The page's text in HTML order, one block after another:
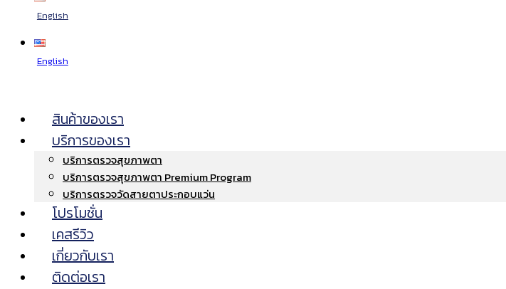
English
English
สินค้าของเรา
บริการของเรา
บริการตรวจสุขภาพตา
บริการตรวจสุขภาพตา Premium Program
บริการตรวจวัดสายตาประกอบแว่น
โปรโมชั่น
เคสรีวิว
เกี่ยวกับเรา
ติดต่อเรา